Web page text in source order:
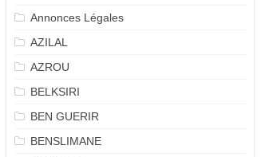
Annonces Légales
AZILAL
AZROU
BELKSIRI
BEN GUERIR
BENSLIMANE